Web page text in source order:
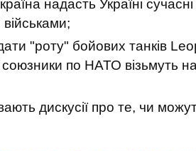
надасть Україні
"роту" бойових танків
по НАТО візьмуть на
дискусії про те, чи